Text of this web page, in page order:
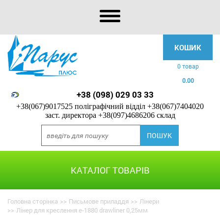
КОШИК
0 товар
0.00
+38 (098) 029 03 33
+38(067)9017525 поліграфічний відділ +38(067)7404020
заст. директора +38(097)4686206 склад
КАТАЛОГ ТОВАРІВ
Головна сторінка >> Письмове приладдя >> Лінери
>> Лінер для креслення e-1880 drawliner 0,25мм